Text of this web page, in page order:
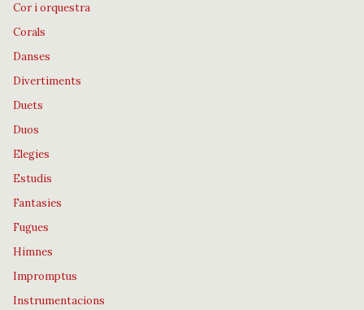
Cor i orquestra
Corals
Danses
Divertiments
Duets
Duos
Elegies
Estudis
Fantasies
Fugues
Himnes
Impromptus
Instrumentacions